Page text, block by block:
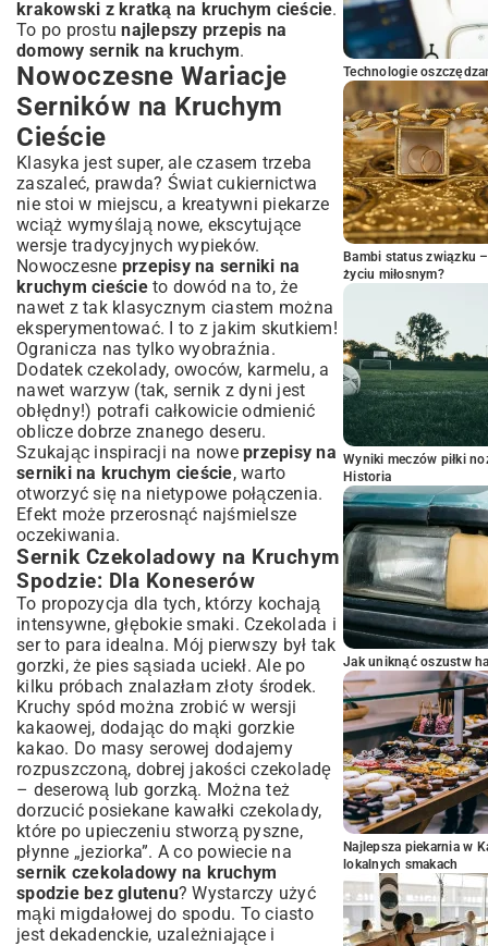
krakowski z kratką na kruchym cieście.
To po prostunajlepszy przepis na
domowy sernik na kruchym.
Nowoczesne Wariacje
Serników na Kruchym
Cieście
Klasyka jest super, ale czasem trzeba
zaszaleć, prawda? Świat cukiernictwa
nie stoi w miejscu, a kreatywni piekarze
wciąż wymyślają nowe, ekscytujące
wersje tradycyjnych wypieków.
Nowoczesne przepisy na serniki na
kruchym cieścieto dowód na to, że
nawet z tak klasycznym ciastem można
eksperymentować. I to z jakim skutkiem!
Ogranicza nas tylko wyobraźnia.
Dodatek czekolady, owoców, karmelu, a
nawet warzyw (tak, sernik z dyni jest
obłędny!) potrafi całkowicie odmienić
oblicze dobrze znanego deseru.
Szukając inspiracji na nowe przepisy na
serniki na kruchym cieście, warto
otworzyć się na nietypowe połączenia.
Efekt może przerosnąć najśmielsze
oczekiwania.
Sernik Czekoladowy na Kruchym
Spodzie: Dla Koneserów
To propozycja dla tych, którzy kochają
intensywne, głębokie smaki. Czekolada i
ser to para idealna. Mój pierwszy był tak
gorzki, że pies sąsiada uciekł. Ale po
kilku próbach znalazłam złoty środek.
Kruchy spód można zrobić w wersji
kakaowej, dodając do mąki gorzkie
kakao. Do masy serowej dodajemy
rozpuszczoną, dobrej jakości czekoladę
– deserową lub gorzką. Można też
dorzucić posiekane kawałki czekolady,
które po upieczeniu stworzą pyszne,
płynne „jeziorka”. A co powiecie na
sernik czekoladowy na kruchym
spodzie bez glutenu? Wystarczy użyć
mąki migdałowej do spodu. To ciasto
jest dekadenckie, uzależniające i
Technologie
Bambi status związku
życiu miłosnym?
Wyniki meczów piłki
Historia
Jak uniknąć oszustw
Najlepsza piekarnia w
lokalnych smakach